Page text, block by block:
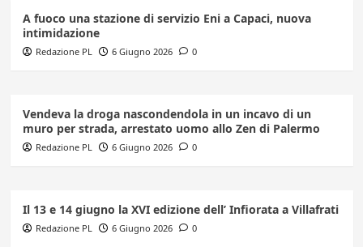
A fuoco una stazione di servizio Eni a Capaci, nuova
intimidazione
Redazione PL 6 Giugno 2026 0
Vendeva la droga nascondendola in un incavo di un
muro per strada, arrestato uomo allo Zen di Palermo
Redazione PL 6 Giugno 2026 0
Il 13 e 14 giugno la XVI edizione dell’ Infiorata a Villafrati
Redazione PL 6 Giugno 2026 0